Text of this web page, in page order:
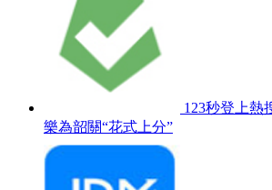
123秒登上熱
樂為韶關“花式上分”